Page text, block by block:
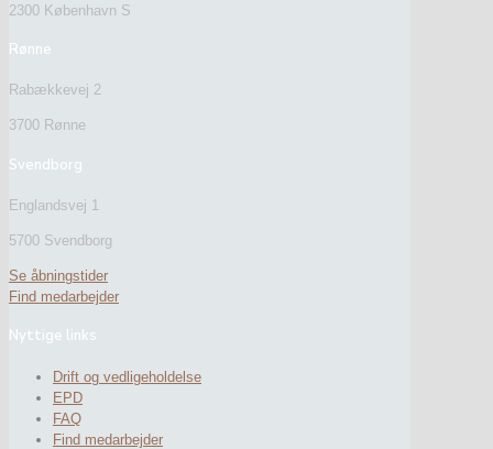
2300 København S
Rønne
Rabækkevej 2
3700 Rønne
Svendborg
Englandsvej 1
5700 Svendborg
Se åbningstider
Find medarbejder
Nyttige links
Drift og vedligeholdelse
EPD
FAQ
Find medarbejder